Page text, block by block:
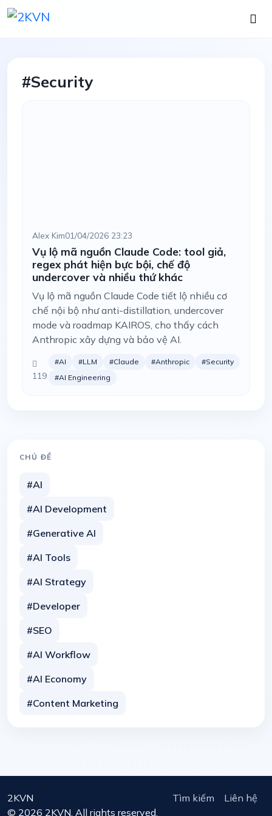
#Security
Alex Kim01/04/2026 23:23
Vụ lộ mã nguồn Claude Code: tool giả,
regex phát hiện bực bội, chế độ
undercover và nhiều thứ khác
Vụ lộ mã nguồn Claude Code tiết lộ nhiều cơ
chế nội bộ như anti-distillation, undercover
mode và roadmap KAIROS, cho thấy cách
Anthropic xây dựng và bảo vệ AI.
119
#AI #LLM #Claude #Anthropic
#Security
#AI Engineering
CHỦ ĐỀ
#AI
#AI Development
#Generative AI
#AI Tools
#AI Strategy
#Developer
#SEO
#AI Workflow
#AI Economy
#Content Marketing
2KVN Tìm kiếm
Liên hệ
© 2026 2KVN. All rights reserved.